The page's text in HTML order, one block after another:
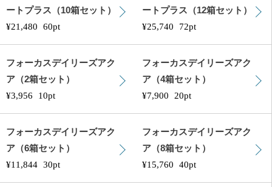
ートプラス（10箱セット）
¥21,480 60pt
ートプラス（12箱セット）
¥25,740
72pt
フォーカスデイリーズアク
ア（2箱セット）
¥3,956
10pt
フォーカスデイリーズアク
ア（4箱セット）
¥7,900
20pt
フォーカスデイリーズアク
ア（6箱セット）
¥11,844 30pt
フォーカスデイリーズアク
ア（8箱セット）
¥15,760 40pt